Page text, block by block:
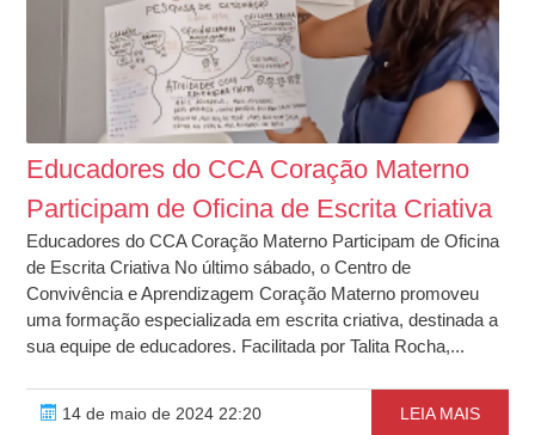
Educadores do CCA Coração Materno
Participam de Oficina de Escrita Criativa
Educadores do CCA Coração Materno Participam de Oficina
de Escrita Criativa No último sábado, o Centro de
Convivência e Aprendizagem Coração Materno promoveu
uma formação especializada em escrita criativa, destinada a
sua equipe de educadores. Facilitada por Talita Rocha,...
14 de maio de 2024 22:20 LEIA MAIS